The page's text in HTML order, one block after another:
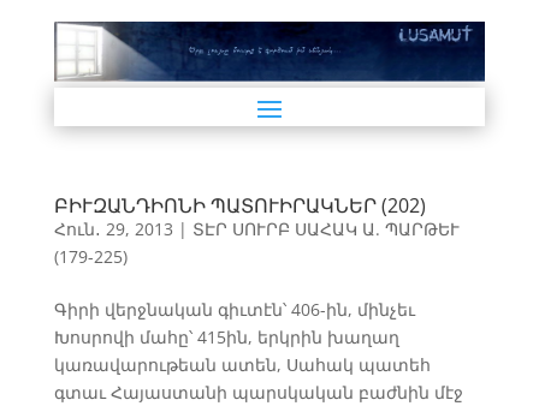
ԲԻՒԶԱՆԴԻՈՆԻ ՊԱՏՈՒԻՐԱԿՆԵՐ (202)
Հուն․ 29, 2013 | ՏԷՐ ՍՈՒՐԲ ՍԱՀԱԿ Ա. ՊԱՐԹԵՒ
(179-225)
Գիրի վերջնական գիւտէն՝ 406-ին, մինչեւ
Խոսրովի մահը՝ 415ին, երկրին խաղաղ
կառավարութեան ատեն, Սահակ պատեհ
գտաւ Հայաստանի պարսկական բաժնին մէջ